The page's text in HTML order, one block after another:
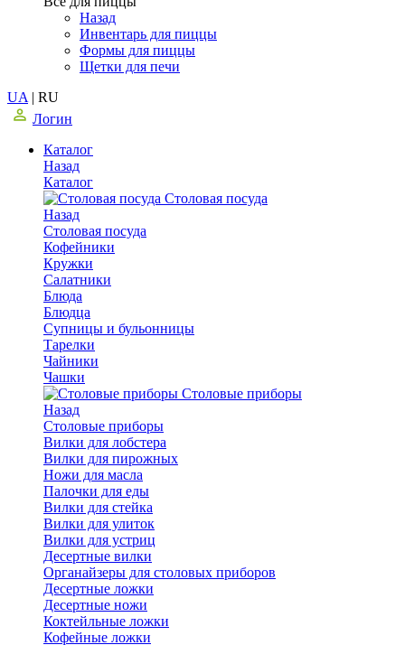
Назад
Инвентарь для пиццы
Формы для пиццы
Щетки для печи
UA | RU
Логин
Каталог
Назад
Каталог
Столовая посуда
Назад
Столовая посуда
Кофейники
Кружки
Салатники
Блюда
Блюдца
Супницы и бульонницы
Тарелки
Чайники
Чашки
Cтоловые приборы
Назад
Cтоловые приборы
Вилки для лобстера
Вилки для пирожных
Ножи для масла
Палочки для еды
Вилки для стейка
Вилки для улиток
Вилки для устриц
Десертные вилки
Органайзеры для столовых приборов
Десертные ложки
Десертные ножи
Коктейльные ложки
Кофейные ложки